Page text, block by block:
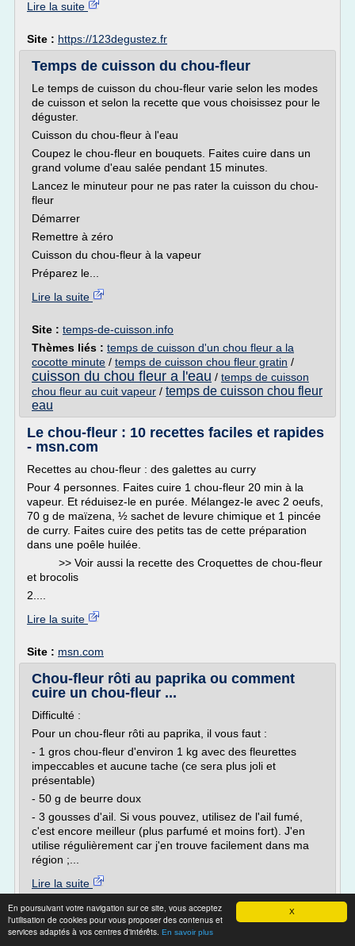
X
En poursuivant votre navigation sur ce site, vous acceptez
l'utilisation de cookies pour vous proposer des contenus et
services adaptés à vos centres d'intérêts. En savoir plus
Lire la suite
Site : https://123degustez.fr
Temps de cuisson du chou-fleur
Le temps de cuisson du chou-fleur varie selon les modes
de cuisson et selon la recette que vous choisissez pour le
déguster.
Cuisson du chou-fleur à l'eau
Coupez le chou-fleur en bouquets. Faites cuire dans un
grand volume d'eau salée pendant 15 minutes.
Lancez le minuteur pour ne pas rater la cuisson du chou-
fleur
Démarrer
Remettre à zéro
Cuisson du chou-fleur à la vapeur
Préparez le...
Lire la suite
Site : temps-de-cuisson.info
Thèmes liés : temps de cuisson d'un chou fleur a la
cocotte minute / temps de cuisson chou fleur gratin /
cuisson du chou fleur a l'eau / temps de cuisson
chou fleur au cuit vapeur / temps de cuisson chou fleur
eau
Le chou-fleur : 10 recettes faciles et rapides
- msn.com
Recettes au chou-fleur : des galettes au curry
Pour 4 personnes. Faites cuire 1 chou-fleur 20 min à la
vapeur. Et réduisez-le en purée. Mélangez-le avec 2 oeufs,
70 g de maïzena, ½ sachet de levure chimique et 1 pincée
de curry. Faites cuire des petits tas de cette préparation
dans une poêle huilée.
>> Voir aussi la recette des Croquettes de chou-fleur
et brocolis
2....
Lire la suite
Site : msn.com
Chou-fleur rôti au paprika ou comment
cuire un chou-fleur ...
Difficulté :
Pour un chou-fleur rôti au paprika, il vous faut :
- 1 gros chou-fleur d'environ 1 kg avec des fleurettes
impeccables et aucune tache (ce sera plus joli et
présentable)
- 50 g de beurre doux
- 3 gousses d'ail. Si vous pouvez, utilisez de l'ail fumé,
c'est encore meilleur (plus parfumé et moins fort). J'en
utilise régulièrement car j'en trouve facilement dans ma
région ;...
Lire la suite
Site :http://lemiammiamblog.canalblog.com
Thèmes liés :comment cuire le chou fleur